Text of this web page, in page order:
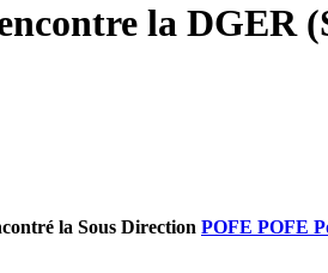
la DGER
la Sous Direction POFE POFE